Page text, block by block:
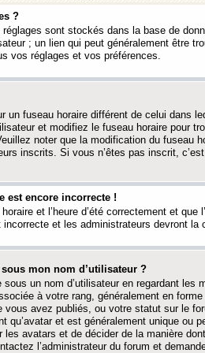
?
sont stockés dans la base de
; un lien qui peut généralement être
vos réglages et vos préférences.
un fuseau horaire différent de celui dans
et modifiez le fuseau horaire pour
noter que la modification du fuseau
inscrits. Si vous n’êtes pas inscrit,
est encore incorrecte !
et l’heure d’été correctement et que
incorrecte et les administrateurs devront la
mon nom d’utilisateur ?
sous un nom d’utilisateur en regardant les
à votre rang, généralement en
vous avez publiés, ou votre statut sur le
qu’avatar et est généralement unique ou
les avatars et de décider de la manière
l’administrateur du forum et